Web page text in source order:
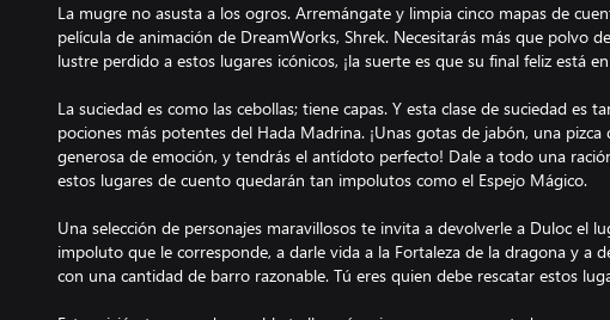
La mugre no asusta a los ogros. Arremángate y limpia cinco mapas de
película de animación de DreamWorks, Shrek. Necesitarás más que polvo
lustre perdido a estos lugares icónicos, ¡la suerte es que su final feliz está
La suciedad es como las cebollas; tiene capas. Y esta clase de suciedad es
pociones más potentes del Hada Madrina. ¡Unas gotas de jabón, una
generosa de emoción, y tendrás el antídoto perfecto! Dale a todo una
estos lugares de cuento quedarán tan impolutos como el Espejo Mágico.
Una selección de personajes maravillosos te invita a devolverle a Duloc el
impoluto que le corresponde, a darle vida a la Fortaleza de la dragona y a
con una cantidad de barro razonable. Tú eres quien debe rescatar estos